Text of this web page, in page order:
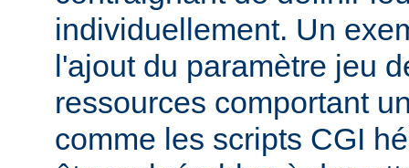
individuellement. Un
l'ajout du paramètre jeu
ressources comportant
comme les scripts CGI